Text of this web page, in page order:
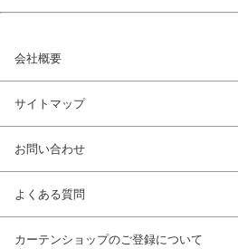
会社概要
サイトマップ
お問い合わせ
よくある質問
カーテンショップのご登録について